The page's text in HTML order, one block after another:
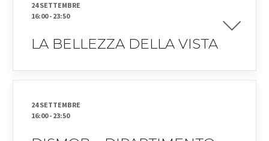
24 SETTEMBRE
16:00- 23:50
LA BELLEZZA DELLA VISTA
24 SETTEMBRE
16:00- 23:50